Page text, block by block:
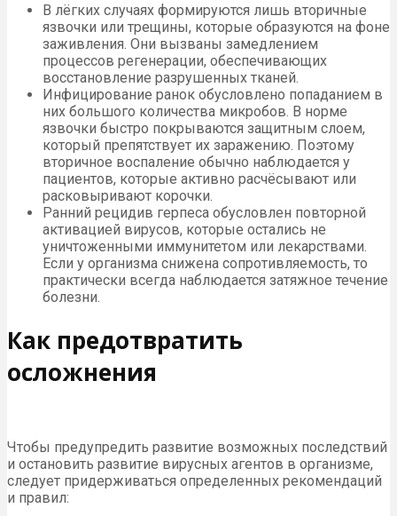
В лёгких случаях формируются лишь вторичные
язвочки или трещины, которые образуются на фоне
заживления. Они вызваны замедлением
процессов регенерации, обеспечивающих
восстановление разрушенных тканей.
Инфицирование ранок обусловлено попаданием в
них большого количества микробов. В норме
язвочки быстро покрываются защитным слоем,
который препятствует их заражению. Поэтому
вторичное воспаление обычно наблюдается у
пациентов, которые активно расчёсывают или
расковыривают корочки.
Ранний рецидив герпеса обусловлен повторной
активацией вирусов, которые остались не
уничтоженными иммунитетом или лекарствами.
Если у организма снижена сопротивляемость, то
практически всегда наблюдается затяжное течение
болезни.
Как предотвратить
осложнения
Чтобы предупредить развитие возможных последствий
и остановить развитие вирусных агентов в организме,
следует придерживаться определенных рекомендаций
и правил: